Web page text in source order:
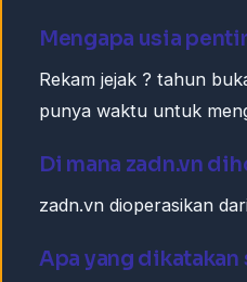
Mengapa usia
Rekam jejak ? tahun
punya waktu untuk
Di mana zadn.vn
zadn.vn dioperasikan
Apa yang dikatakan